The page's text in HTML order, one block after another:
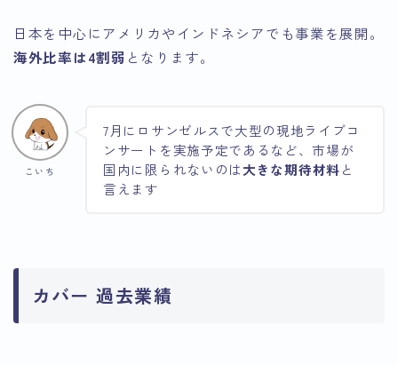
日本を中心にアメリカやインドネシアでも事業を展開。
海外比率は4割弱 となります。
こいち
7月にロサンゼルスで大型の現地ライブコ
ンサートを実施予定であるなど、市場が
国内に限られないのは大きな期待材料と
言えます
カバー 過去業績